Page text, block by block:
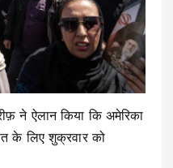
ने ऐलान किया कि अमेरिका
के लिए शुक्रवार को